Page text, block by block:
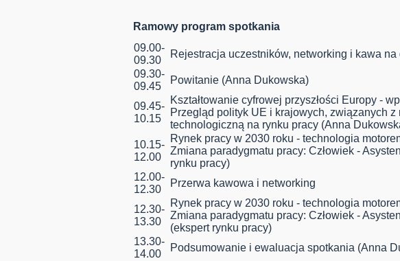
Ramowy program spotkania
09.00-
09.30
Rejestracja uczestników, networking i kawa na
09.30-
09.45
Powitanie (Anna Dukowska)
09.45-
10.15
Kształtowanie cyfrowej przyszłości Europy -
Przegląd polityk UE i krajowych, związanych z
technologiczną na rynku pracy (Anna
10.15-
12.00
Rynek pracy w 2030 roku - technologia
Zmiana paradygmatu pracy: Człowiek -
rynku pracy)
12.00-
12.30
Przerwa kawowa i networking
12.30-
13.30
Rynek pracy w 2030 roku - technologia
Zmiana paradygmatu pracy: Człowiek -
(ekspert rynku pracy)
13.30-
14.00
Podsumowanie i ewaluacja spotkania (Anna